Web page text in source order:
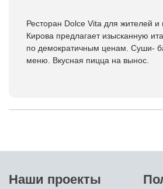
Ресторан Dolce Vita для жителей и
Кирова предлагает изысканную
по демократичным ценам. Суши-
меню. Вкусная пицца на вынос.
Наши проекты